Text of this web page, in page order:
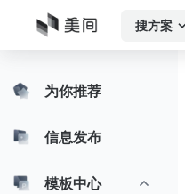
搜方案
为你推荐
信息发布
模板中心